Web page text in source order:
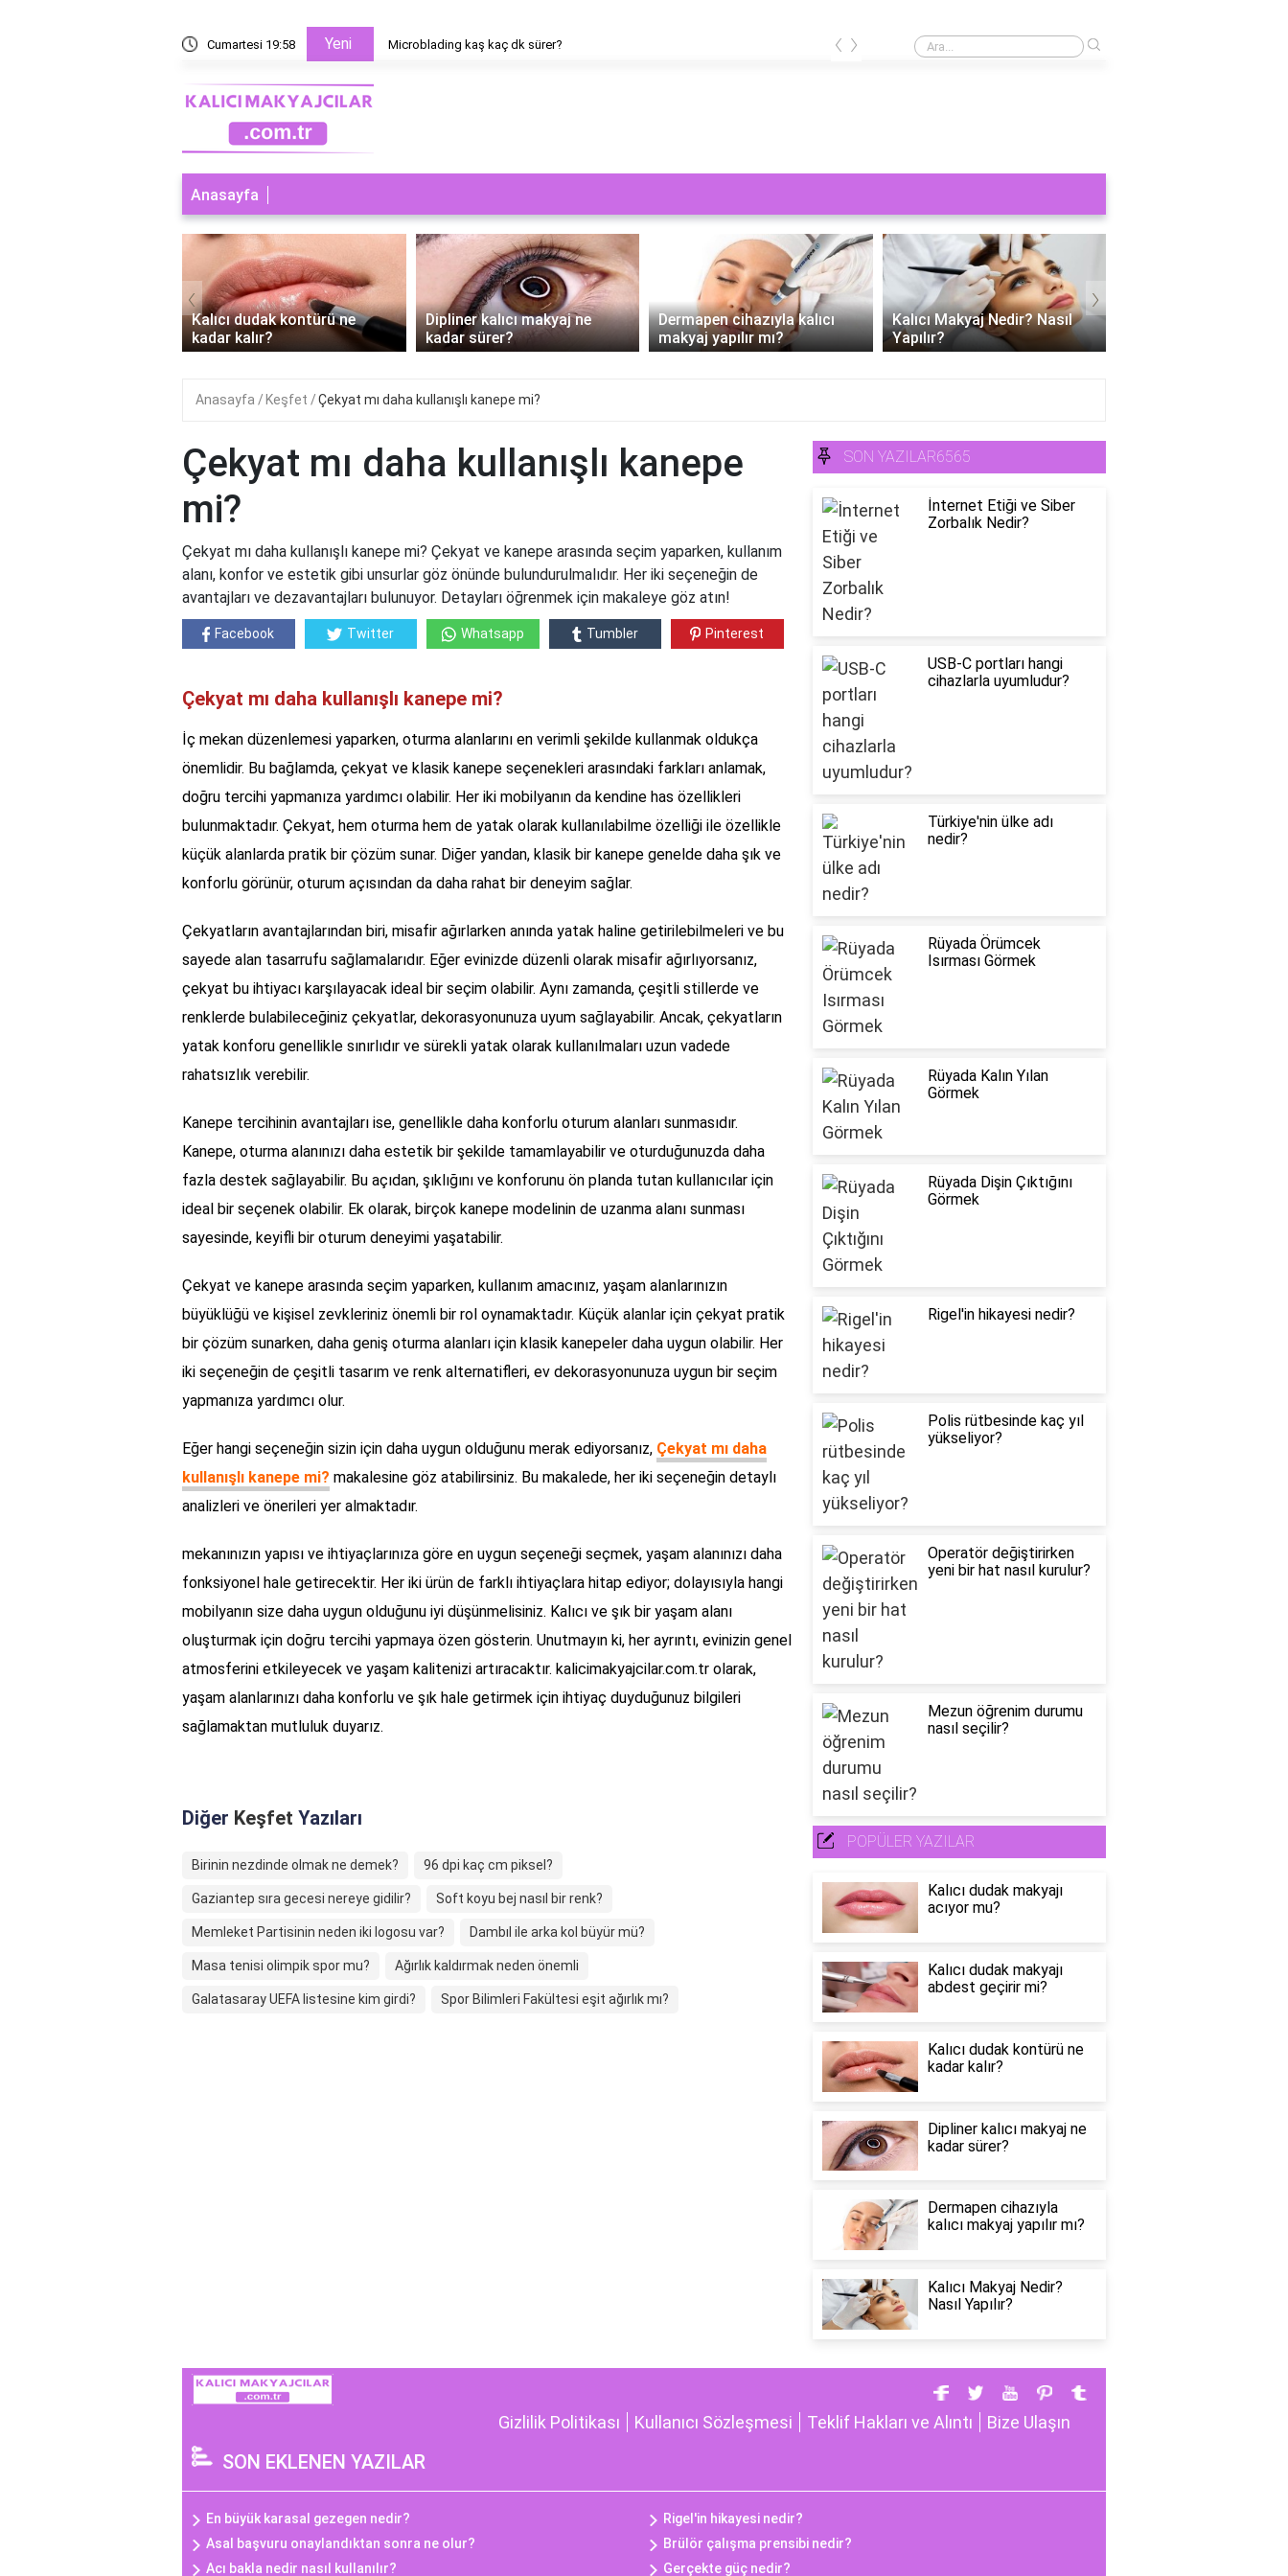
Cumartesi 19:58 Yeni Microblading kaş kaç dk sürer? Kaş yaptırmak ne kadar 2024?
‹ ›
Anasayfa
Kalıcı dudak kontürü ne
kadar kalır?
Dipliner kalıcı makyaj ne
kadar sürer?
Dermapen cihazıyla kalıcı
makyaj yapılır mı?
Kalıcı Makyaj Nedir? Nasıl
Yapılır?
‹ ›
Anasayfa Keşfet Çekyat mı daha kullanışlı kanepe mi?
Çekyat mı daha kullanışlı kanepe
mi?
Çekyat mı daha kullanışlı kanepe mi? Çekyat ve kanepe arasında seçim yaparken, kullanım
alanı, konfor ve estetik gibi unsurlar göz önünde bulundurulmalıdır. Her iki seçeneğin de
avantajları ve dezavantajları bulunuyor. Detayları öğrenmek için makaleye göz atın!
Facebook Twitter Whatsapp Tumbler Pinterest
Çekyat mı daha kullanışlı kanepe mi?
İç mekan düzenlemesi yaparken, oturma alanlarını en verimli şekilde kullanmak oldukça
önemlidir. Bu bağlamda, çekyat ve klasik kanepe seçenekleri arasındaki farkları anlamak,
doğru tercihi yapmanıza yardımcı olabilir. Her iki mobilyanın da kendine has özellikleri
bulunmaktadır. Çekyat, hem oturma hem de yatak olarak kullanılabilme özelliği ile özellikle
küçük alanlarda pratik bir çözüm sunar. Diğer yandan, klasik bir kanepe genelde daha şık ve
konforlu görünür, oturum açısından da daha rahat bir deneyim sağlar.
Çekyatların avantajlarından biri, misafir ağırlarken anında yatak haline getirilebilmeleri ve bu
sayede alan tasarrufu sağlamalarıdır. Eğer evinizde düzenli olarak misafir ağırlıyorsanız,
çekyat bu ihtiyacı karşılayacak ideal bir seçim olabilir. Aynı zamanda, çeşitli stillerde ve
renklerde bulabileceğiniz çekyatlar, dekorasyonunuza uyum sağlayabilir. Ancak, çekyatların
yatak konforu genellikle sınırlıdır ve sürekli yatak olarak kullanılmaları uzun vadede
rahatsızlık verebilir.
Kanepe tercihinin avantajları ise, genellikle daha konforlu oturum alanları sunmasıdır.
Kanepe, oturma alanınızı daha estetik bir şekilde tamamlayabilir ve oturduğunuzda daha
fazla destek sağlayabilir. Bu açıdan, şıklığını ve konforunu ön planda tutan kullanıcılar için
ideal bir seçenek olabilir. Ek olarak, birçok kanepe modelinin de uzanma alanı sunması
sayesinde, keyifli bir oturum deneyimi yaşatabilir.
Çekyat ve kanepe arasında seçim yaparken, kullanım amacınız, yaşam alanlarınızın
büyüklüğü ve kişisel zevkleriniz önemli bir rol oynamaktadır. Küçük alanlar için çekyat pratik
bir çözüm sunarken, daha geniş oturma alanları için klasik kanepeler daha uygun olabilir. Her
iki seçeneğin de çeşitli tasarım ve renk alternatifleri, ev dekorasyonunuza uygun bir seçim
yapmanıza yardımcı olur.
Eğer hangi seçeneğin sizin için daha uygun olduğunu merak ediyorsanız, Çekyat mı daha
kullanışlı kanepe mi? makalesine göz atabilirsiniz. Bu makalede, her iki seçeneğin detaylı
analizleri ve önerileri yer almaktadır.
mekanınızın yapısı ve ihtiyaçlarınıza göre en uygun seçeneği seçmek, yaşam alanınızı daha
fonksiyonel hale getirecektir. Her iki ürün de farklı ihtiyaçlara hitap ediyor; dolayısıyla hangi
mobilyanın size daha uygun olduğunu iyi düşünmelisiniz. Kalıcı ve şık bir yaşam alanı
oluşturmak için doğru tercihi yapmaya özen gösterin. Unutmayın ki, her ayrıntı, evinizin genel
atmosferini etkileyecek ve yaşam kalitenizi artıracaktır. kalicimakyajcilar.com.tr olarak,
yaşam alanlarınızı daha konforlu ve şık hale getirmek için ihtiyaç duyduğunuz bilgileri
sağlamaktan mutluluk duyarız.
Diğer Keşfet Yazıları
Birinin nezdinde olmak ne demek? 96 dpi kaç cm piksel?
Gaziantep sıra gecesi nereye gidilir? Soft koyu bej nasıl bir renk?
Memleket Partisinin neden iki logosu var? Dambıl ile arka kol büyür mü?
Masa tenisi olimpik spor mu? Ağırlık kaldırmak neden önemli
Galatasaray UEFA listesine kim girdi? Spor Bilimleri Fakültesi eşit ağırlık mı?
SON YAZILAR6565
İnternet Etiği ve Siber
Zorbalık Nedir?
USB-C portları hangi
cihazlarla uyumludur?
Türkiye'nin ülke adı
nedir?
Rüyada Örümcek
Isırması Görmek
Rüyada Kalın Yılan
Görmek
Rüyada Dişin Çıktığını
Görmek
Rigel'in hikayesi nedir?
Polis rütbesinde kaç yıl
yükseliyor?
Operatör değiştirirken
yeni bir hat nasıl kurulur?
Mezun öğrenim durumu
nasıl seçilir?
POPÜLER YAZILAR
Kalıcı dudak makyajı
acıyor mu?
Kalıcı dudak makyajı
abdest geçirir mi?
Kalıcı dudak kontürü ne
kadar kalır?
Dipliner kalıcı makyaj ne
kadar sürer?
Dermapen cihazıyla
kalıcı makyaj yapılır mı?
Kalıcı Makyaj Nedir?
Nasıl Yapılır?
Gizlilik Politikası Kullanıcı Sözleşmesi Teklif Hakları ve Alıntı Bize Ulaşın
SON EKLENEN YAZILAR
En büyük karasal gezegen nedir?
Rigel'in hikayesi nedir?
Asal başvuru onaylandıktan sonra ne olur?
Brülör çalışma prensibi nedir?
Acı bakla nedir nasıl kullanılır?
Gerçekte güç nedir?